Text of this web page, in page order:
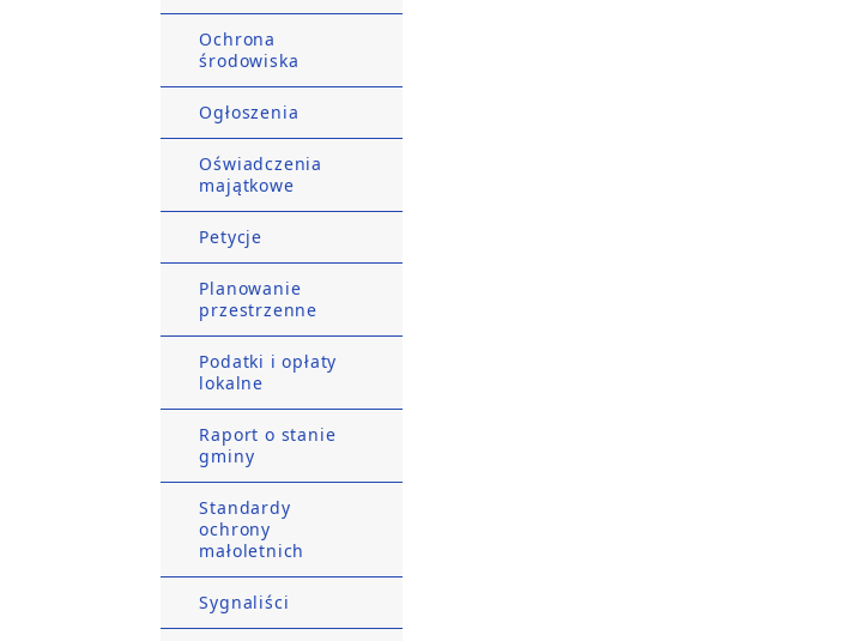
Ochrona
środowiska
Ogłoszenia
Oświadczenia
majątkowe
Petycje
Planowanie
przestrzenne
Podatki i opłaty
lokalne
Raport o stanie
gminy
Standardy
ochrony
małoletnich
Sygnaliści